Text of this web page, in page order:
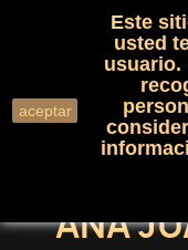
search
ANA
aceptar
Este
usted
usuario.